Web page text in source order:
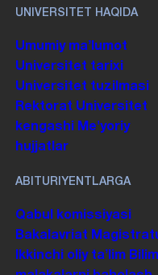
UNIVERSITET HAQIDA
Umumiy maʼlumot
Universitet tarixi
Universitet tuzilmasi
Rektorat Universitet
kengashi
Me'yoriy
hujjatlar
ABITURIYENTLARGA
Qabul komissiyasi
Bakalavriat
Ikkinchi oliy taʼlim